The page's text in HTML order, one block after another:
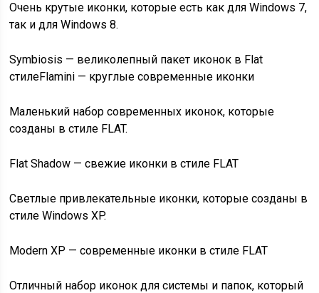
Очень крутые иконки, которые есть как для Windows 7,
так и для Windows 8.
Symbiosis — великолепный пакет иконок в Flat
стилеFlamini — круглые современные иконки
Маленький набор современных иконок, которые
созданы в стиле FLAT.
Flat Shadow — свежие иконки в стиле FLAT
Светлые привлекательные иконки, которые созданы в
стиле Windows XP.
Modern XP — современные иконки в стиле FLAT
Отличный набор иконок для системы и папок, который